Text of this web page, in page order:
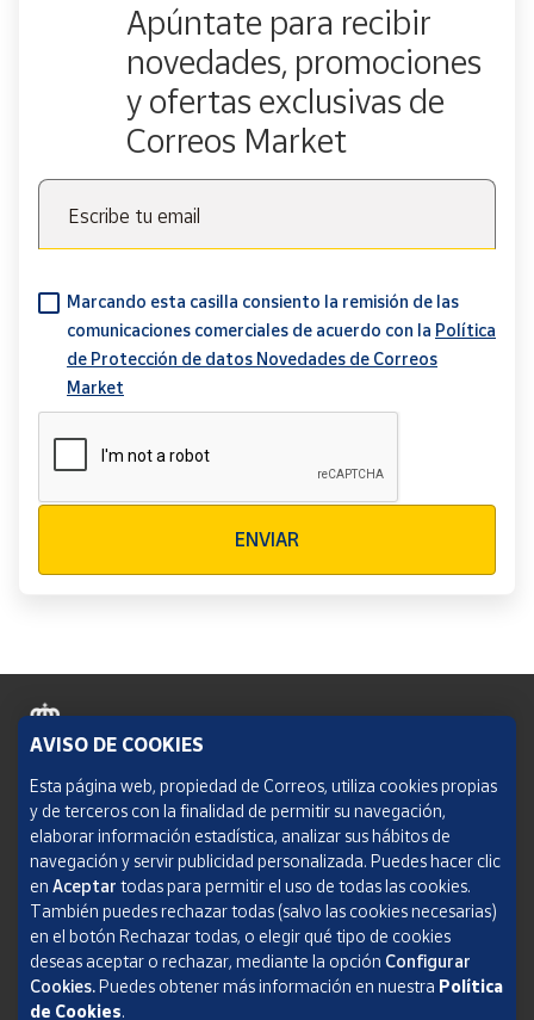
Apúntate para recibir
novedades, promociones
y ofertas exclusivas de
Correos Market
Escribe tu email
Marcando esta casilla consiento la remisión de las
comunicaciones comerciales de acuerdo con la Política
de Protección de datos Novedades de Correos
Market
ENVIAR
Política de cookies
Aviso legal
Condiciones del servicio
Política de Privacidad Web
Informe de transparencia
SOCIEDAD ESTATAL CORREOS Y TELÉGRAFOS, S.A., S.M.E. Todos los derechos
AVISO DE COOKIES
Esta página web, propiedad de Correos, utiliza cookies propias
y de terceros con la finalidad de permitir su navegación,
elaborar información estadística, analizar sus hábitos de
navegación y servir publicidad personalizada. Puedes hacer clic
en Aceptar todas para permitir el uso de todas las cookies.
También puedes rechazar todas (salvo las cookies necesarias)
en el botón Rechazar todas, o elegir qué tipo de cookies
deseas aceptar o rechazar, mediante la opción Configurar
Cookies.Puedes obtener más información en nuestra Política
de Cookies.